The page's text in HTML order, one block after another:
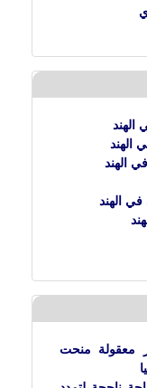
الهند
معقولة منحت